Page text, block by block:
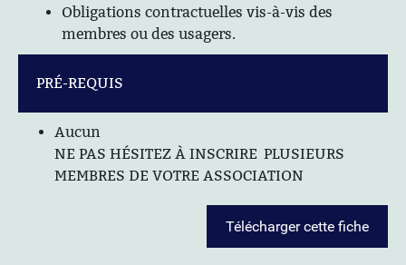
Obligations contractuelles vis-à-vis des
membres ou des usagers.
PRÉ-REQUIS
Aucun
NE PAS HÉSITEZ À INSCRIRE PLUSIEURS
MEMBRES DE VOTRE ASSOCIATION
Télécharger cette fiche